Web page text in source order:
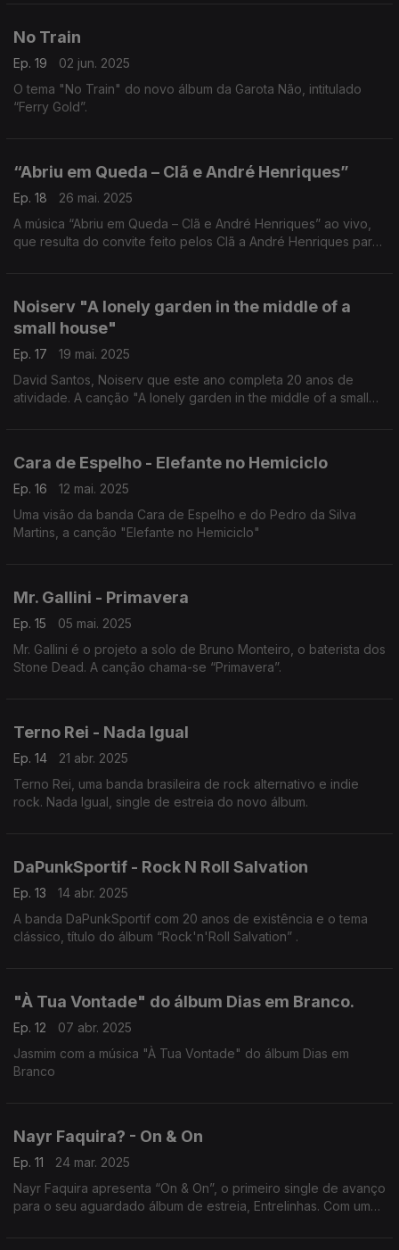
No Train
Ep. 19
02 jun. 2025
O tema "No Train" do novo álbum da Garota Não, intitulado
“Ferry Gold”.
“Abriu em Queda – Clã e André Henriques”
Ep. 18
26 mai. 2025
A música “Abriu em Queda – Clã e André Henriques” ao vivo,
que resulta do convite feito pelos Clã a André Henriques para
Noiserv "A lonely garden in the middle of a
small house"
Ep. 17
19 mai. 2025
David Santos, Noiserv que este ano completa 20 anos de
atividade. A canção "A lonely garden in the middle of a small
Cara de Espelho - Elefante no Hemiciclo
Ep. 16
12 mai. 2025
Uma visão da banda Cara de Espelho e do Pedro da Silva
Martins, a canção "Elefante no Hemiciclo"
Mr. Gallini - Primavera
Ep. 15
05 mai. 2025
Mr. Gallini é o projeto a solo de Bruno Monteiro, o baterista dos
Stone Dead. A canção chama-se “Primavera”.
Terno Rei - Nada Igual
Ep. 14
21 abr. 2025
Terno Rei, uma banda brasileira de rock alternativo e indie
rock. Nada Igual, single de estreia do novo álbum.
DaPunkSportif - Rock N Roll Salvation
Ep. 13
14 abr. 2025
A banda DaPunkSportif com 20 anos de existência e o tema
clássico, título do álbum “Rock'n'Roll Salvation” .
"À Tua Vontade" do álbum Dias em Branco.
Ep. 12
07 abr. 2025
Jasmim com a música "À Tua Vontade" do álbum Dias em
Branco
Nayr Faquira? - On & On
Ep. 11
24 mar. 2025
Nayr Faquira apresenta “On & On”, o primeiro single de avanço
para o seu aguardado álbum de estreia, Entrelinhas. Com uma